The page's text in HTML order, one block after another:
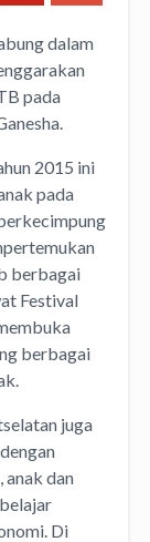
dalam
pada
2015 ini
pada
berbagai
Festival
berbagai
juga
dan
Di